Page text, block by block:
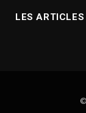
LES